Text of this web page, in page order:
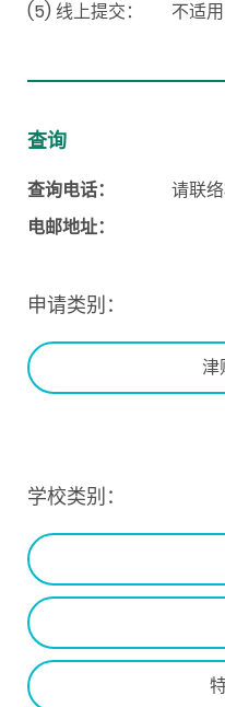
(5) 线上提交：
不适用
查询
查询电话：
请联
电邮地址：
申请类别：
津
学校类别：